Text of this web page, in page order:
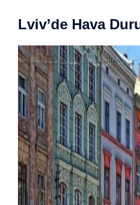
Lviv’de Hava